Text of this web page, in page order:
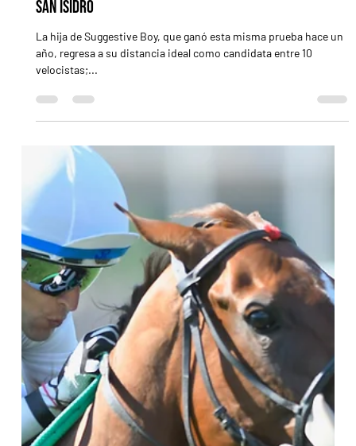
Early Life, por el bis en el Clásico Snow Figure de
San Isidro
La hija de Suggestive Boy, que ganó esta misma prueba hace un
velocistas;...